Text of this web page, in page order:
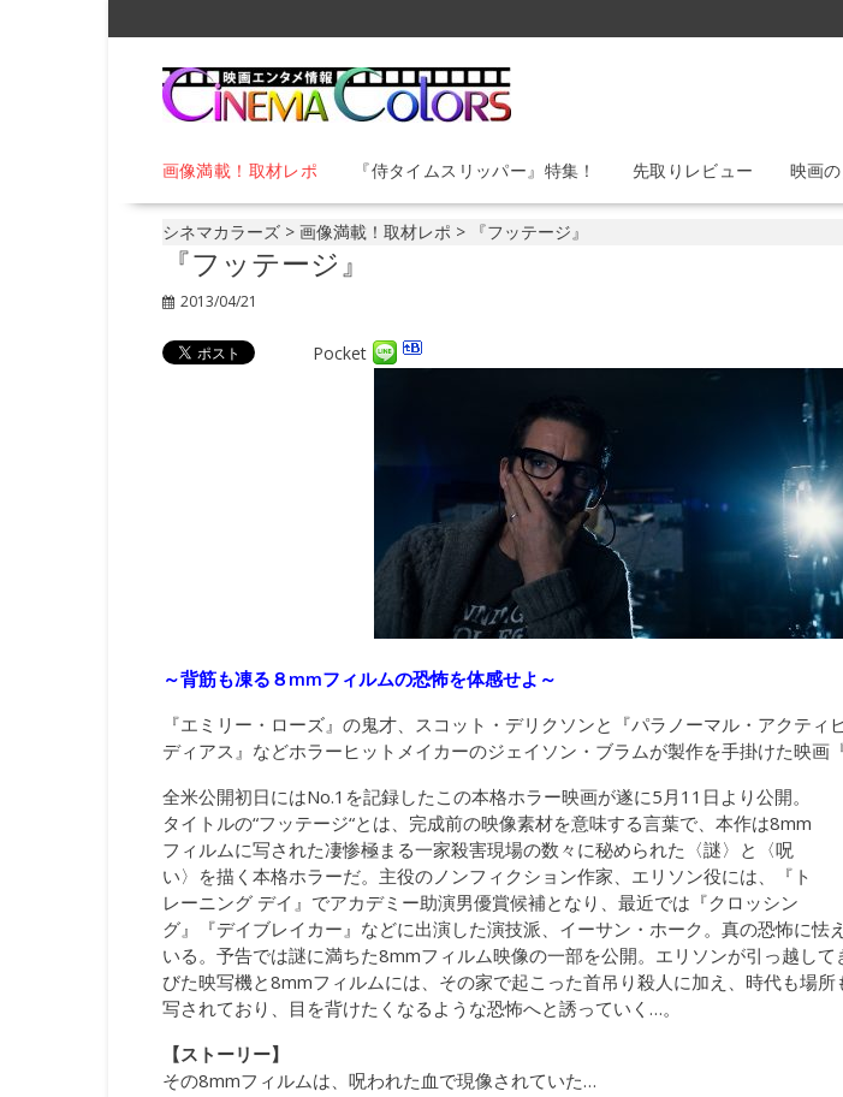
k
画像満載！取材レポ 『侍タイムスリッパー』特集！ 先取りレビュー 映画
シネマカラーズ> 画像満載！取材レポ > 『フッテージ』
『フッテージ』
2013/04/21
Pocket
～背筋も凍る８mmフィルムの恐怖を体感せよ～
『エミリー・ローズ』の鬼才、スコット・デリクソンと『パラノーマル・アクティ
ディアス』などホラーヒットメイカーのジェイソン・ブラムが製作を手掛けた映画
全米公開初日にはNo.1を記録したこの本格ホラー映画が遂に5月11日より公開。
タイトルの“フッテージ“とは、完成前の映像素材を意味する言葉で、本作は8mm
フィルムに写された凄惨極まる一家殺害現場の数々に秘められた〈謎〉と〈呪
い〉を描く本格ホラーだ。主役のノンフィクション作家、エリソン役には、『ト
レーニング デイ』でアカデミー助演男優賞候補となり、最近では『クロッシン
グ』『デイブレイカー』などに出演した演技派、イーサン・ホーク。真の恐怖に怯
いる。予告では謎に満ちた8mmフィルム映像の一部を公開。エリソンが引っ越し
びた映写機と8mmフィルムには、その家で起こった首吊り殺人に加え、時代も場
写されており、目を背けたくなるような恐怖へと誘っていく…。
【ストーリー】
その8mmフィルムは、呪われた血で現像されていた…